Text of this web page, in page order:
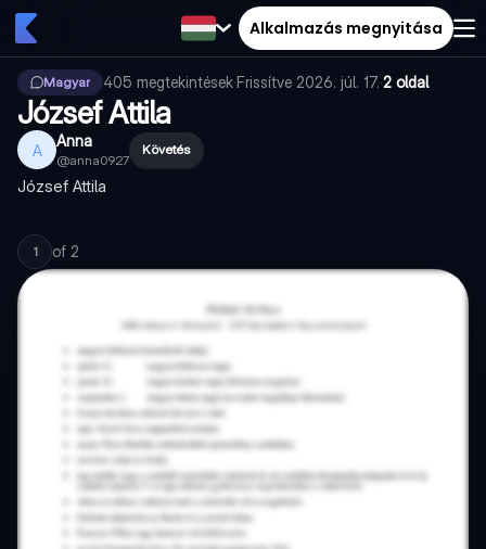
Alkalmazás megnyitása
Magyar 405 megtekintések·Frissítve 2026. júl. 17.·2 oldal
József Attila
A Anna
@anna0927
Követés
József Attila
1 of 2